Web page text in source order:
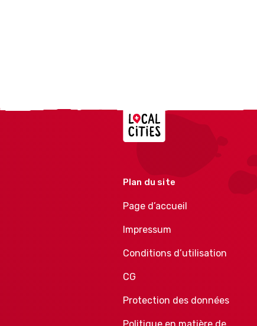
Localcities
Plan du site
Page d’accueil
Impressum
Conditions d’utilisation
CG
Protection des données
Politique en matière de